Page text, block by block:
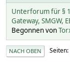
Unterforum für §
Gateway, SMGW,
Begonnen von
NACH OBEN Seiten